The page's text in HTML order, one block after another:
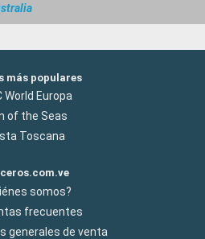
más populares
World Europa
of the Seas
Toscana
somos?
frecuentes
generales de venta